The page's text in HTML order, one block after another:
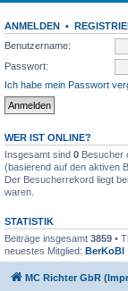
ANMELDEN •
Benutzername:
Passwort:
Ich habe mein Passwort
WER IST ONLINE?
Insgesamt sind 0 Besucher
(basierend auf den aktiven
Der Besucherrekord liegt bei
waren.
STATISTIK
Beiträge insgesamt 3859 •
neuestes Mitglied: BerKoBl
MC Richter GbR